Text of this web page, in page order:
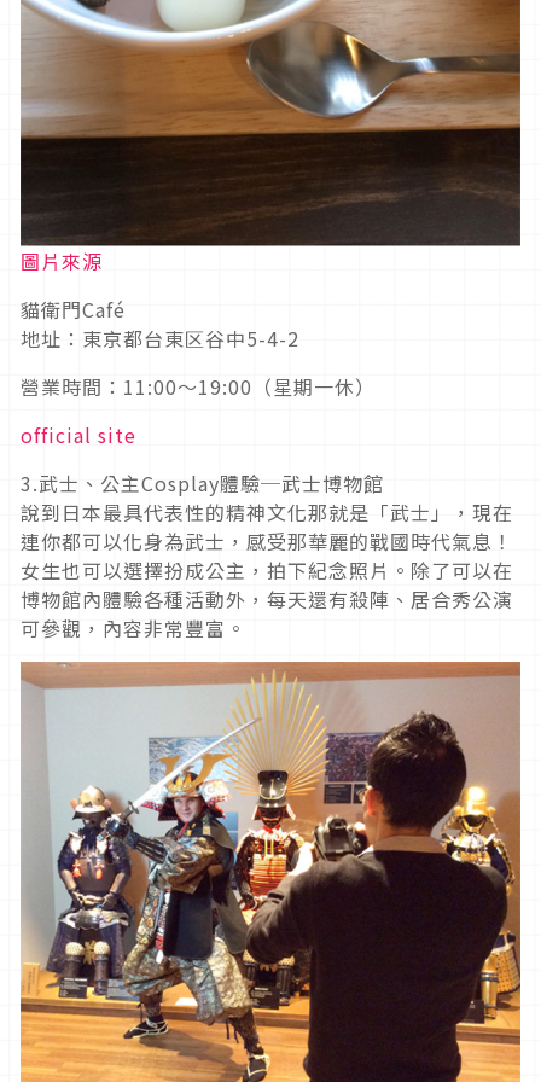
圖片來源
貓衛門Café
地址：東京都台東区谷中5-4-2
營業時間：11:00～19:00（星期一休）
official site
3.武士、公主Cosplay體驗─武士博物館
說到日本最具代表性的精神文化那就是「武士」，現在
連你都可以化身為武士，感受那華麗的戰國時代氣息！
女生也可以選擇扮成公主，拍下紀念照片。除了可以在
博物館內體驗各種活動外，每天還有殺陣、居合秀公演
可參觀，內容非常豐富。